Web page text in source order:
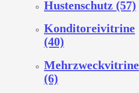
Hustenschutz (57)
Konditoreivitrine
(40)
Mehrzweckvitrine
(6)